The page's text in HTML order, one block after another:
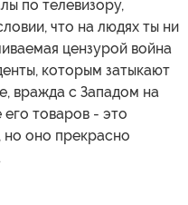
по телевизору,
что на людях ты ни
цензурой война
которым затыкают
вражда с Западом на
товаров - это
но оно прекрасно